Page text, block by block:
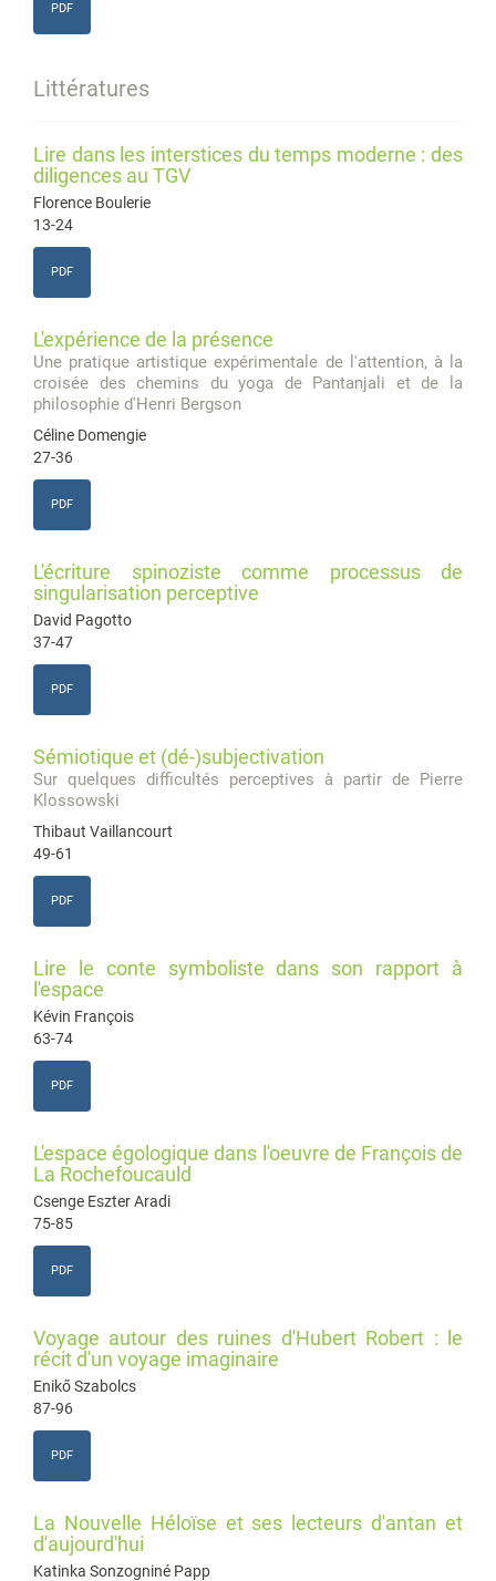
PDF
Littératures
Lire dans les interstices du temps moderne : des
diligences au TGV
Florence Boulerie
13-24
PDF
L'expérience de la présence
Une pratique artistique expérimentale de l'attention, à la
croisée des chemins du yoga de Pantanjali et de la
philosophie d'Henri Bergson
Céline Domengie
27-36
PDF
L'écriture spinoziste comme processus de
singularisation perceptive
David Pagotto
37-47
PDF
Sémiotique et (dé-)subjectivation
Sur quelques difficultés perceptives à partir de Pierre
Klossowski
Thibaut Vaillancourt
49-61
PDF
Lire le conte symboliste dans son rapport à
l'espace
Kévin François
63-74
PDF
L'espace égologique dans l'oeuvre de François de
La Rochefoucauld
Csenge Eszter Aradi
75-85
PDF
Voyage autour des ruines d'Hubert Robert : le
récit d'un voyage imaginaire
Enikő Szabolcs
87-96
PDF
La Nouvelle Héloïse et ses lecteurs d'antan et
d'aujourd'hui
Katinka Sonzogniné Papp